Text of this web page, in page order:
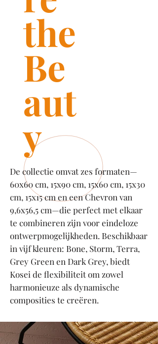
the
Be
aut
y
De collectie omvat zes formaten—
60x60 cm, 15x90 cm, 15x60 cm, 15x30
cm, 15x15 cm en een Chevron van
9,6x56,5 cm—die perfect met elkaar
te combineren zijn voor eindeloze
ontwerpmogelijkheden. Beschikbaar
in vijf kleuren: Bone, Storm, Terra,
Grey Green en Dark Grey, biedt
Kosei de flexibiliteit om zowel
harmonieuze als dynamische
composities te creëren.